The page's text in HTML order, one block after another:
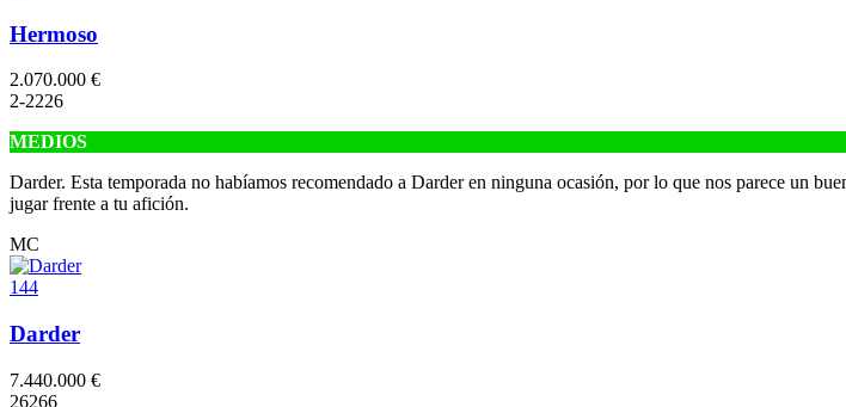
Hermoso
2.070.000 €
2-2226
MEDIOS
Darder. Esta temporada no habíamos recomendado a Darder en ninguna ocasión, por lo que nos parece un
jugar frente a tu afición.
MC
144
Darder
7.440.000 €
26266